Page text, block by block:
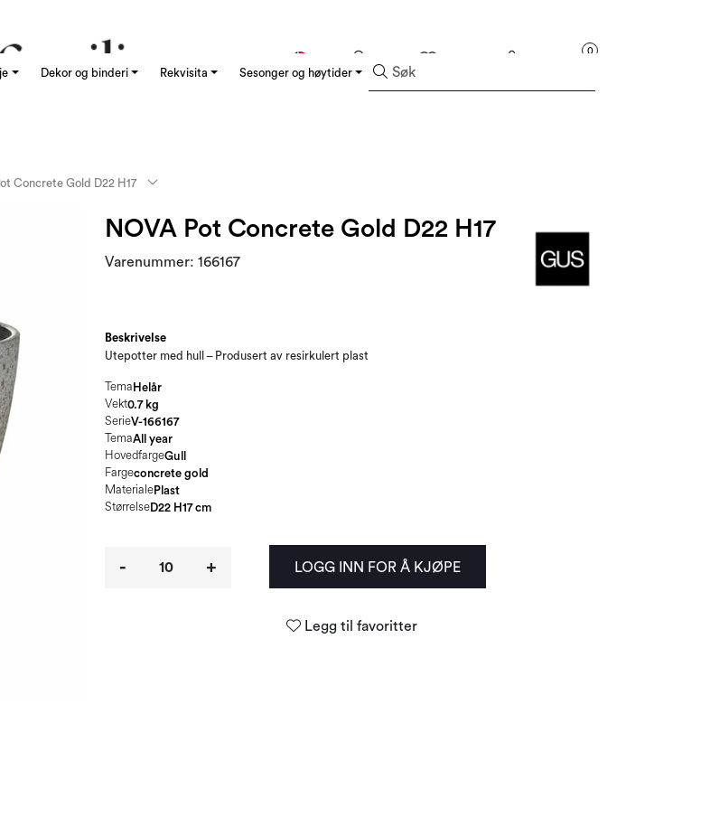
Logg inn
0
Dekor og binderi Rekvisita Sesonger og høytider Kampanjer og Outlet
Concrete Gold D22 H17
NOVA Pot Concrete Gold D22 H17
Varenummer: 166167
Beskrivelse
Utepotter med hull – Produsert av resirkulert plast
Tema Helår
Vekt0.7 kg
SerieV-166167
TemaAll year
HovedfargeGull
Fargeconcrete gold
MaterialePlast
StørrelseD22 H17 cm
- + LOGG INN FOR Å KJØPE
Legg til favoritter